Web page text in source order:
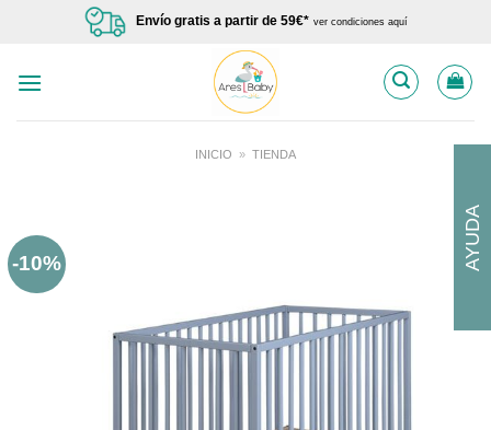
Envío gratis a partir de 59€* ver condiciones aquí
INICIO » TIENDA
-10% AYUDA